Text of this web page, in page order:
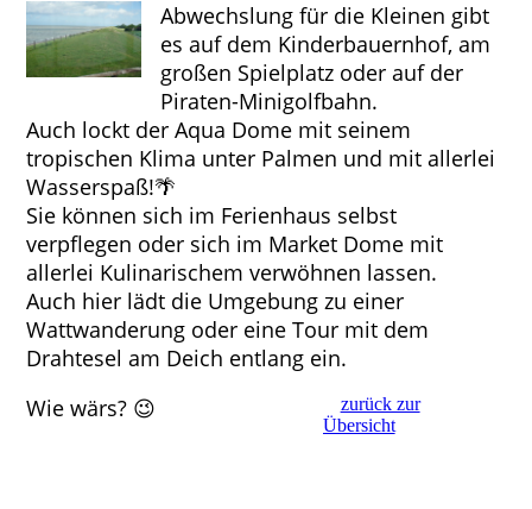
Abwechslung für die Kleinen gibt
es auf dem Kinderbauernhof, am
großen Spielplatz oder auf der
Piraten-Minigolfbahn.
Auch lockt der Aqua Dome mit seinem
tropischen Klima unter Palmen und mit allerlei
Wasserspaß!🌴
Sie können sich im Ferienhaus selbst
verpflegen oder sich im Market Dome mit
allerlei Kulinarischem verwöhnen lassen.
Auch hier lädt die Umgebung zu einer
Wattwanderung oder eine Tour mit dem
Drahtesel am Deich entlang ein.
zurück zur
Übersicht
Wie wärs? 😉